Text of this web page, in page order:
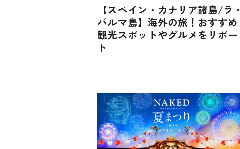
【スペイン・カナリア諸島/ラ・
パルマ島】海外の旅！おすすめ
観光スポットやグルメをリポー
ト